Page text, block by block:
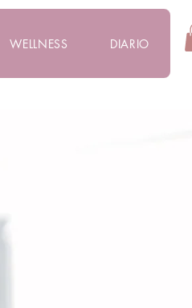
WELLNESS DIARIO